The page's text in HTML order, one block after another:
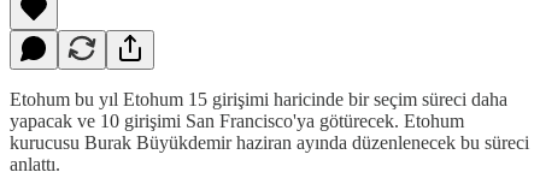
Etohum bu yıl Etohum 15 girişimi haricinde bir seçim süreci daha
yapacak ve 10 girişimi San Francisco'ya götürecek. Etohum
kurucusu Burak Büyükdemir haziran ayında düzenlenecek bu süreci
anlattı.